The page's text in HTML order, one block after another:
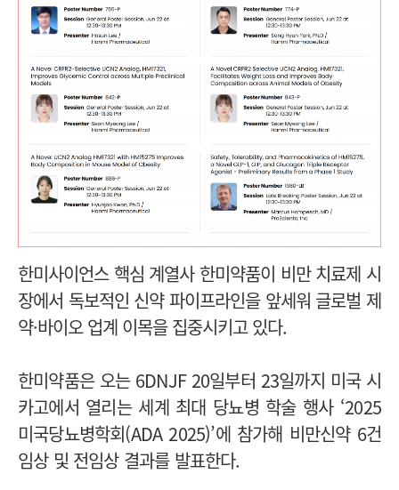
한미사이언스 핵심 계열사 한미약품이 비만 치료제 시
장에서 독보적인 신약 파이프라인을 앞세워 글로벌 제
약·바이오 업계 이목을 집중시키고 있다.
한미약품은 오는 6DNJF 20일부터 23일까지 미국 시
카고에서 열리는 세계 최대 당뇨병 학술 행사 ‘2025
미국당뇨병학회(ADA 2025)’에 참가해 비만신약 6건
임상 및 전임상 결과를 발표한다.